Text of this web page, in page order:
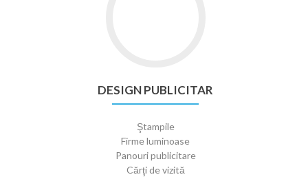
DESIGN PUBLICITAR
Ştampile
Firme luminoase
Panouri publicitare
Cărţi de vizită